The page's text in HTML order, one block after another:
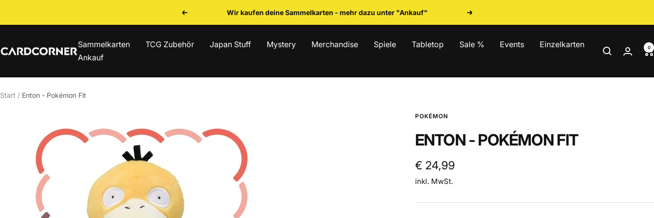
Zurück Wir kaufen deine Sammelkarten - mehr dazu unter "Ankauf" Weiter
Sammelkarten TCG Zubehör Japan Stuff Mystery Merchandise Spiele Tabletop Sale % Events
Einzelkarten
Ankauf
CARDCORNER 0
Start Enton - Pokémon Fit
POKÉMON
ENTON - POKÉMON FIT
Angebotspreis
€ 24,99
inkl. MwSt.